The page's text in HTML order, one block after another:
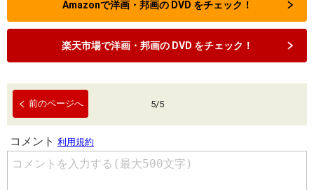
Amazonで洋画・邦画の DVD をチェック！
楽天市場で洋画・邦画の DVD をチェック！
前のページへ 5/5